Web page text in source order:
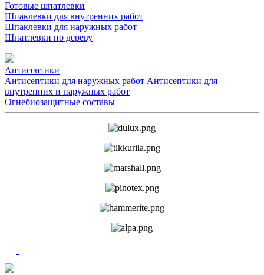
Готовые шпатлевки
Шпаклевки для внутренних работ
Шпаклевки для наружных работ
Шпатлевки по дереву
Антисептики
Антисептики для наружных работ Антисептики для
внутренних и наружных работ
Огнебиозащитные составы